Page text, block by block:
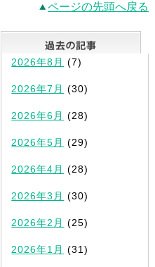
ページの先頭へ戻る
最新記事一覧
2026年8月 (7)
2026年7月 (30)
2026年6月 (28)
2026年5月 (29)
2026年4月 (28)
2026年3月 (30)
2026年2月 (25)
2026年1月 (31)